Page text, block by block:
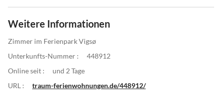
Weitere Informationen
Zimmer im Ferienpark Vigsø
Unterkunfts-Nummer :
448912
Online seit :
und 2 Tage
URL :
traum-ferienwohnungen.de/448912/